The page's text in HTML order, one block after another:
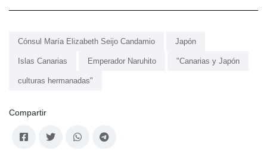
Cónsul María Elizabeth Seijo Candamio Japón
Islas Canarias Emperador Naruhito "Canarias y Japón
culturas hermanadas"
Compartir